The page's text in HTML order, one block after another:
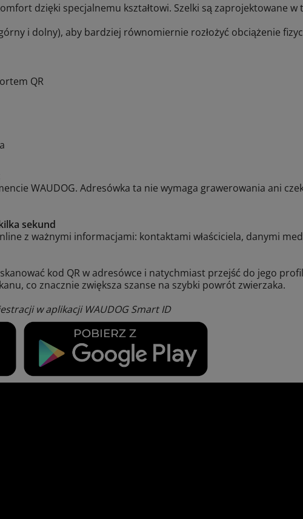
dzięki specjalnemu kształtowi. Szelki są zaprojektowane
i dolny), aby bardziej równomiernie rozłożyć obciążenie
QR
WAUDOG. Adresówka ta nie wymaga grawerowania ani
sekund
z ważnymi informacjami: kontaktami właściciela, danymi
kod QR w adresówce i natychmiast przejść do jego
co znacznie zwiększa szanse na szybki powrót zwierzaka.
w aplikacji WAUDOG Smart ID